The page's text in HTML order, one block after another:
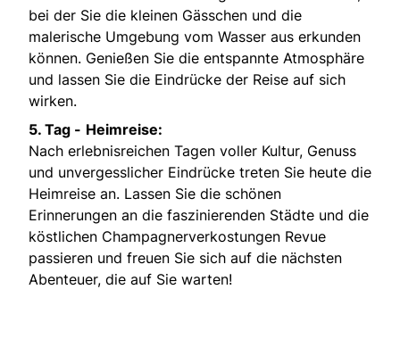
bei der Sie die kleinen Gässchen und die
malerische Umgebung vom Wasser aus erkunden
können. Genießen Sie die entspannte Atmosphäre
und lassen Sie die Eindrücke der Reise auf sich
wirken.
5. Tag - Heimreise:
Nach erlebnisreichen Tagen voller Kultur, Genuss
und unvergesslicher Eindrücke treten Sie heute die
Heimreise an. Lassen Sie die schönen
Erinnerungen an die faszinierenden Städte und die
köstlichen Champagnerverkostungen Revue
passieren und freuen Sie sich auf die nächsten
Abenteuer, die auf Sie warten!